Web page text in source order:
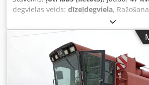
degvielas veids: dīzeļdegviela,